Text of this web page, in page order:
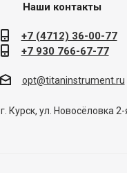
Наши контакты
+7 (4712) 36-00-77
+7 930 766-67-77
opt@titaninstrument.ru
г. Курск, ул. Новосёловка 2-